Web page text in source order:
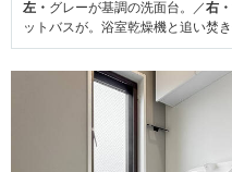
左・ グレーが基調の洗面台。／右・
ットバスが。浴室乾燥機と追い焚き